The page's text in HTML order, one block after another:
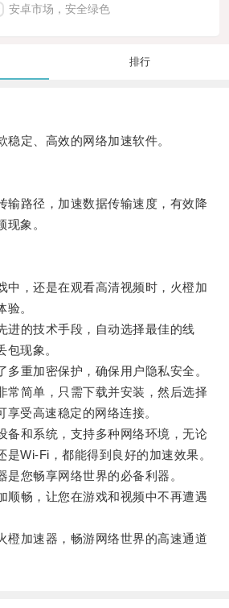
安卓市场，安全绿色
排行
定、高效的网络加速软件。
路径，加速数据传输速度，有效降
象。
，还是在观看高清视频时，火橙加
。
的技术手段，自动选择最佳的线
包现象。
重加密保护，确保用户隐私安全。
简单，只需下载并安装，然后选择
受高速稳定的网络连接。
和系统，支持多种网络环境，无论
是Wi-Fi，都能得到良好的加速效果。
您畅享网络世界的必备利器。
畅，让您在游戏和视频中不再遭遇
加速器，畅游网络世界的高速通道